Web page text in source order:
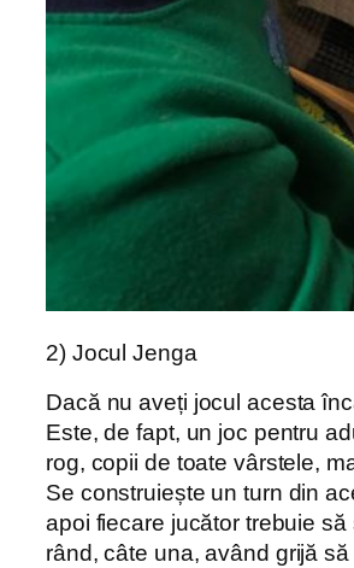
2) Jocul Jenga
Dacă nu aveți jocul acesta
Este, de fapt, un joc pentru
rog, copii de toate vârstele,
Se construiește un turn din
apoi fiecare jucător trebuie să
rând, câte una, având grijă să